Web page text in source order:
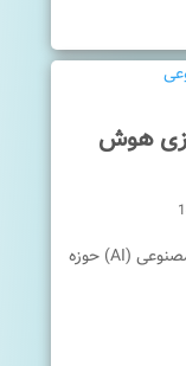
هوش
در عصر دیجیتال امروزی، پیشرفت هوش مصنوعی (AI) حوزه